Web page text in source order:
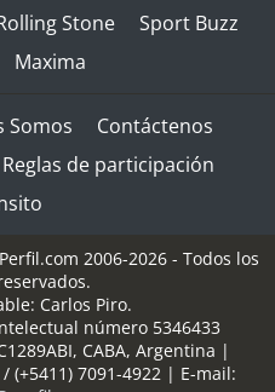
Stone
Sport Buzz
Maxima
Somos
Contáctenos
Reglas de participación
2006-2026 - Todos los
Carlos Piro.
número 5346433
, CABA, Argentina |
/ (+5411) 7091-4922| E-mail: